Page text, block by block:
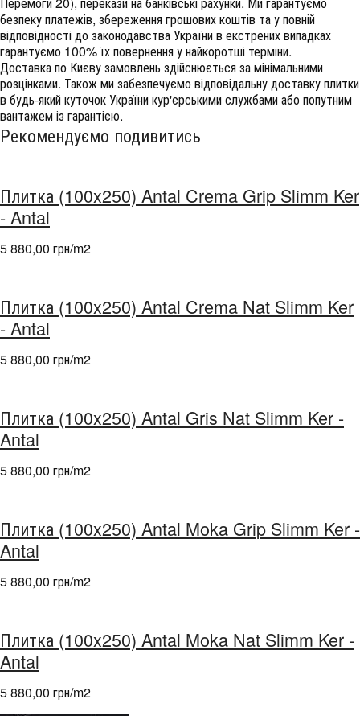
безпеку платежів, збереження грошових коштів та у повній
відповідності до законодавства України в екстрених випадках
гарантуємо 100% їх повернення у найкоротші терміни.
Доставка по Києву замовлень здійснюється за мінімальними
розцінками. Також ми забезпечуємо відповідальну доставку плитки
в будь-який куточок України кур'єрськими службами або попутним
вантажем із гарантією.
Рекомендуємо подивитись
Плитка (100x250) Antal Crema Grip Slimm Ker
- Antal
5 880,00 грн/m2
Плитка (100x250) Antal Crema Nat Slimm Ker
- Antal
5 880,00 грн/m2
Плитка (100x250) Antal Gris Nat Slimm Ker -
Antal
5 880,00 грн/m2
Плитка (100x250) Antal Moka Grip Slimm Ker -
Antal
5 880,00 грн/m2
Плитка (100x250) Antal Moka Nat Slimm Ker -
Antal
5 880,00 грн/m2